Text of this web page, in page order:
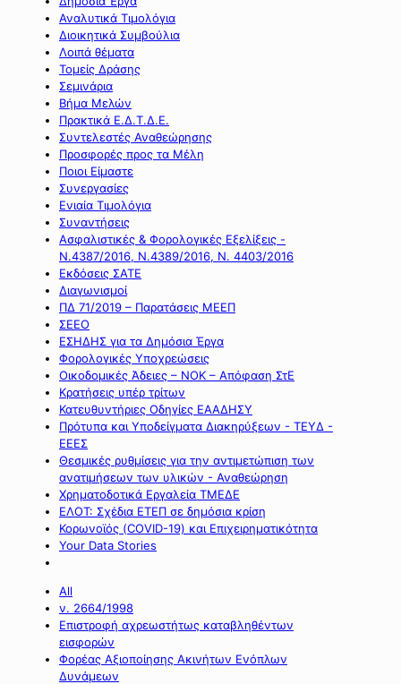
Αναλυτικά Τιμολόγια
Διοικητικά Συμβούλια
Λοιπά θέματα
Τομείς Δράσης
Σεμινάρια
Βήμα Μελών
Πρακτικά Ε.Δ.Τ.Δ.Ε.
Συντελεστές Αναθεώρησης
Προσφορές προς τα Μέλη
Ποιοι Είμαστε
Συνεργασίες
Ενιαία Τιμολόγια
Συναντήσεις
Ασφαλιστικές & Φορολογικές Εξελίξεις -
Ν.4387/2016, Ν.4389/2016, Ν. 4403/2016
Εκδόσεις ΣΑΤΕ
Διαγωνισμοί
ΠΔ 71/2019 – Παρατάσεις ΜΕΕΠ
ΣΕΕΟ
ΕΣΗΔΗΣ για τα Δημόσια Έργα
Φορολογικές Υποχρεώσεις
Οικοδομικές Άδειες – ΝΟΚ – Απόφαση ΣτΕ
Κρατήσεις υπέρ τρίτων
Κατευθυντήριες Οδηγίες ΕΑΑΔΗΣΥ
Πρότυπα και Υποδείγματα Διακηρύξεων - ΤΕΥΔ -
ΕΕΕΣ
Θεσμικές ρυθμίσεις για την αντιμετώπιση των
ανατιμήσεων των υλικών - Αναθεώρηση
Χρηματοδοτικά Εργαλεία ΤΜΕΔΕ
ΕΛΟΤ: Σχέδια ΕΤΕΠ σε δημόσια κρίση
Κορωνοϊός (COVID-19) και Επιχειρηματικότητα
Your Data Stories
All
ν. 2664/1998
Επιστροφή αχρεωστήτως καταβληθέντων
εισφορών
Φορέας Αξιοποίησης Ακινήτων Ενόπλων
Δυνάμεων